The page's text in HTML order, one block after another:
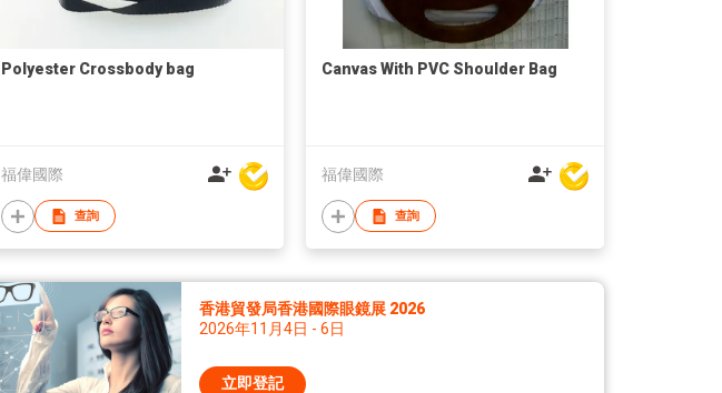
Polyester Crossbody bag
福偉國際
查詢
Canvas With PVC Shoulder Bag
福偉國際
查詢
香港貿發局香港國際眼鏡展 2026
2026年11月4日 - 6日
立即登記